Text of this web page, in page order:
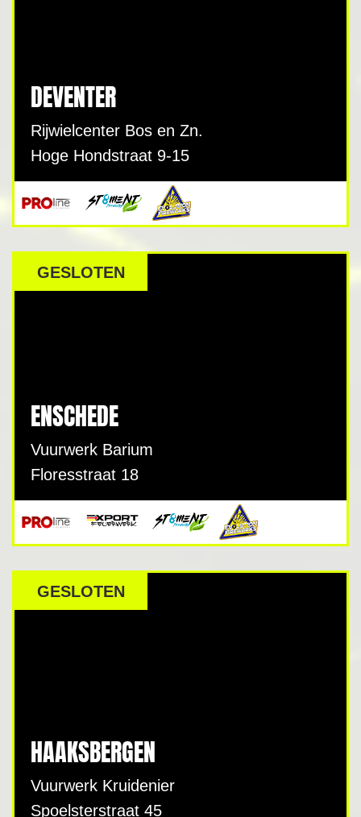
DEVENTER
Rijwielcenter Bos en Zn.
Hoge Hondstraat 9-15
GESLOTEN
ENSCHEDE
Vuurwerk Barium
Floresstraat 18
GESLOTEN
HAAKSBERGEN
Vuurwerk Kruidenier
Spoelsterstraat 45